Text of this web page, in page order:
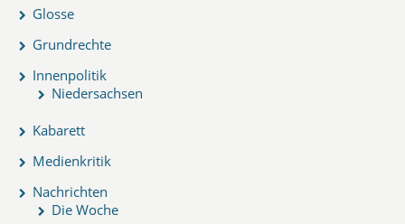
Glosse
Grundrechte
Innenpolitik
Niedersachsen
Kabarett
Medienkritik
Nachrichten
Die Woche